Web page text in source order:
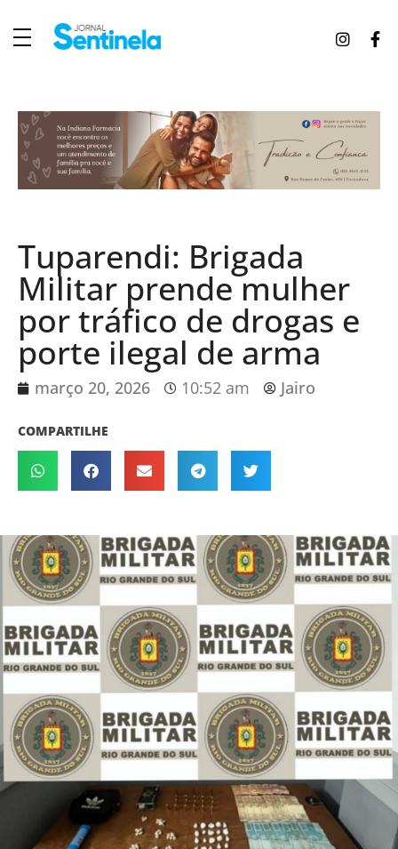
Tuparendi: Brigada
Militar prende mulher
por tráfico de drogas e
porte ilegal de arma
março 20, 2026 10:52 am Jairo
COMPARTILHE